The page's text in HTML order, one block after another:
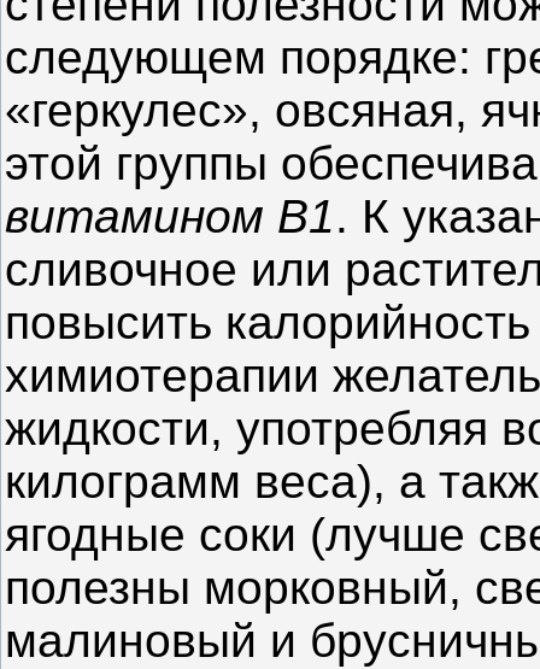
следующем порядке:
«геркулес», овсяная,
этой группы
витамином В1. К
сливочное или
повысить
химиотерапии
жидкости, употребляя
килограмм веса), а
ягодные соки (лучше
полезны морковный,
малиновый и